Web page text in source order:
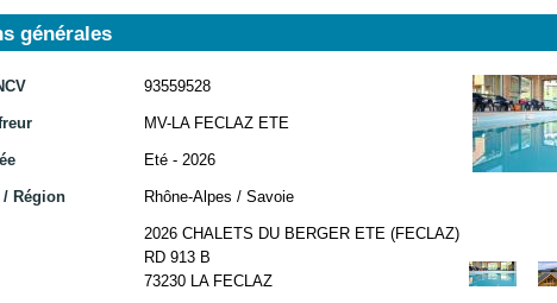
générales
93559528
MV-LA FECLAZ ETE
Eté - 2026
/ Région Rhône-Alpes / Savoie
2026 CHALETS DU BERGER ETE (FECLAZ)
RD 913 B
73230 LA FECLAZ